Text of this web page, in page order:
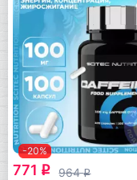
-20%
771 q 964q